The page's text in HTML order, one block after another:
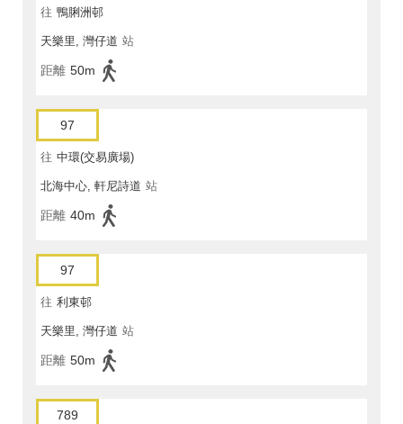
往 鴨脷洲邨
天樂里, 灣仔道 站
距離 50m
97
往 中環(交易廣場)
北海中心, 軒尼詩道 站
距離 40m
97
往 利東邨
天樂里, 灣仔道 站
距離 50m
789